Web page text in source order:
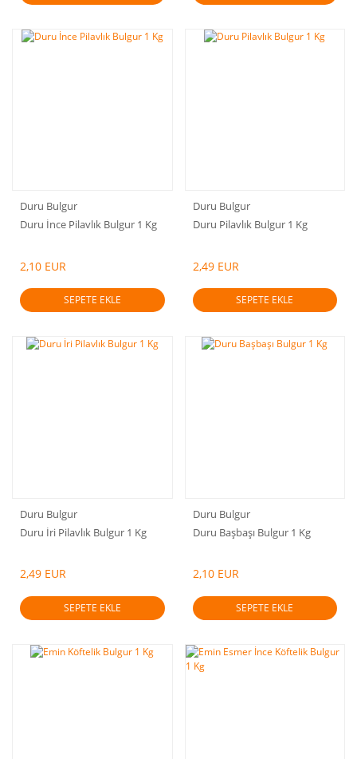
Duru Bulgur
Duru İnce Pilavlık Bulgur 1 Kg
2,10 EUR
SEPETE EKLE
Duru Bulgur
Duru Pilavlık Bulgur 1 Kg
2,49 EUR
SEPETE EKLE
Duru Bulgur
Duru İri Pilavlık Bulgur 1 Kg
2,49 EUR
SEPETE EKLE
Duru Bulgur
Duru Başbaşı Bulgur 1 Kg
2,10 EUR
SEPETE EKLE